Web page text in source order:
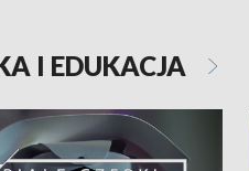
I EDUKACJA